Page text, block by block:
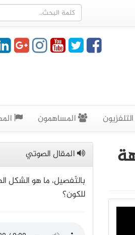
التلفزيون المساهمون
المقال الصوتي
بالتّفصيل، ما هو الشكل
للكون؟